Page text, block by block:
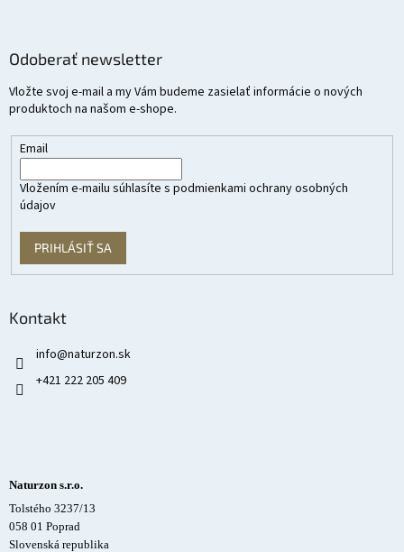
Odoberať newsletter
Vložte svoj e-mail a my Vám budeme zasielať informácie o nových
produktoch na našom e-shope.
Email
Vložením e-mailu súhlasíte s podmienkami ochrany osobných
údajov
PRIHLÁSIŤ SA
Kontakt
info@naturzon.sk
+421 222 205 409
Naturzon s.r.o.
Tolstého 3237/13
058 01 Poprad
Slovenská republika